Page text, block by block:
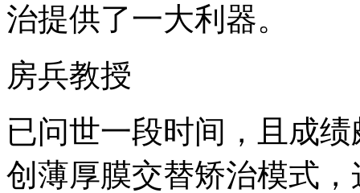
治提供了一大利器。
房兵教授
已问世一段时间，且成
创薄厚膜交替矫治模式